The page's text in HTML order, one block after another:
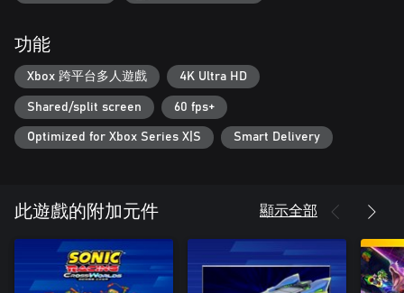
・賽道「New York City」
・賽車手「李奧納多」、「拉斐爾」、「米開朗基羅」、「多納
太羅」
・賽車「Pizzafire Van」
第6彈：降世神通套組
・賽道「Lion Turtle Island」
※預計2026年10月發布
※本套組中所含之商品亦可個別購買，還請多加注意以避免重複
功能
Xbox 跨平台多人遊戲 4K Ultra HD
Shared/split screen 60 fps+
Optimized for Xbox Series X|S Smart Delivery
此遊戲的附加元件 顯示全部